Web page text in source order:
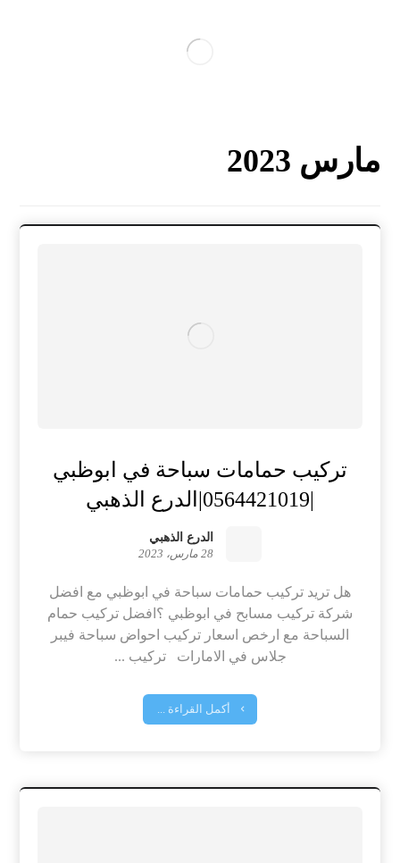
مارس 2023
تركيب حمامات سباحة في ابوظبي
الدرع الذهبي
28 مارس، 2023
هل تريد تركيب حمامات سباحة في ابوظبي مع افضل
شركة تركيب مسابح في ابوظبي ؟افضل تركيب حمام
السباحة مع ارخص اسعار تركيب احواض سباحة فيبر
جلاس في الامارات تركيب ...
أكمل القراءة ...